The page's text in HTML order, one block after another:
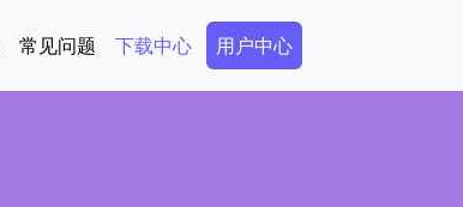
常见问题 下载中心 Secondary Menu
用户中心